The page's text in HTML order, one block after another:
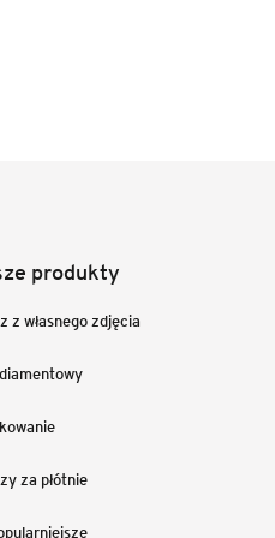
produkty
z własnego zdjęcia
za płótnie